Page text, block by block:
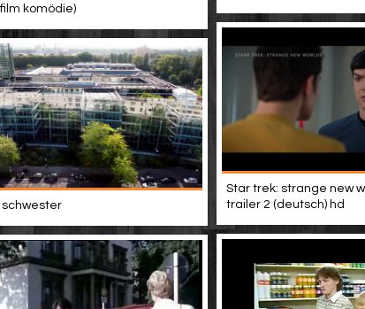
komödie)
Star trek: strange new
trailer 2 (deutsch) hd
schwester